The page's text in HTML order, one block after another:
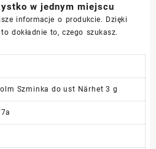
w jednym miejscu
informacje o produkcie. Dzięki
dokładnie to, czego szukasz.
Szminka do ust Närhet 3 g